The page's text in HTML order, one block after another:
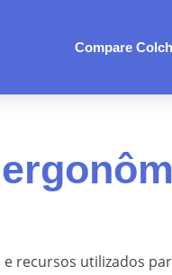
Compare
recursos utilizados